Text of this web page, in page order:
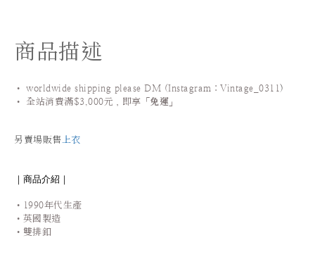
商品描述
• worldwide shipping please DM (Instagram：Vintage_0311)
• 全站消費滿$3,000元，即享「 免運 」
另賣場販售上衣
｜商品介紹｜
•1990年代生產
•英國製造
•雙排釦